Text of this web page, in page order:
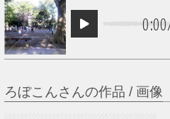
0:00
ろぼこんさんの作品 / 画像